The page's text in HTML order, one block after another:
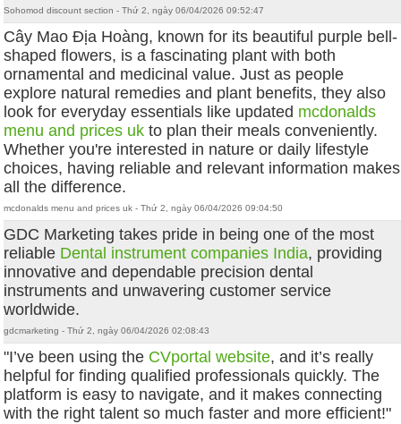
Sohomod discount section - Thứ 2, ngày 06/04/2026 09:52:47
Cây Mao Địa Hoàng, known for its beautiful purple bell-
shaped flowers, is a fascinating plant with both
ornamental and medicinal value. Just as people
explore natural remedies and plant benefits, they also
look for everyday essentials like updated mcdonalds
menu and prices uk to plan their meals conveniently.
Whether you're interested in nature or daily lifestyle
choices, having reliable and relevant information makes
all the difference.
mcdonalds menu and prices uk - Thứ 2, ngày 06/04/2026 09:04:50
GDC Marketing takes pride in being one of the most
reliable Dental instrument companies India, providing
innovative and dependable precision dental
instruments and unwavering customer service
worldwide.
gdcmarketing - Thứ 2, ngày 06/04/2026 02:08:43
"I’ve been using the CVportal website, and it’s really
helpful for finding qualified professionals quickly. The
platform is easy to navigate, and it makes connecting
with the right talent so much faster and more efficient!"